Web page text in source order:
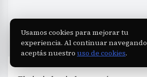
Usamos cookies para mejorar tu
experiencia. Al continuar
aceptás nuestro uso de cookies.